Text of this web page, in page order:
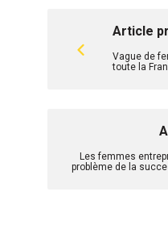
Article
Vague de
toute la
Les femmes
problème de la